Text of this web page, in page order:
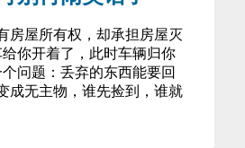
房屋所有权，却承担房屋灭
你开着了，此时车辆归你
问题：丢弃的东西能要回
成无主物，谁先捡到，谁就